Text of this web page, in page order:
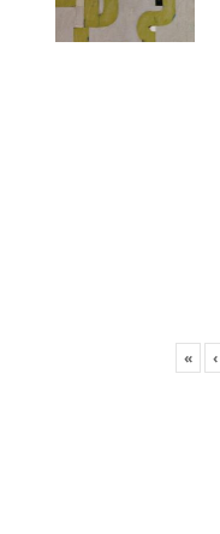
« ‹